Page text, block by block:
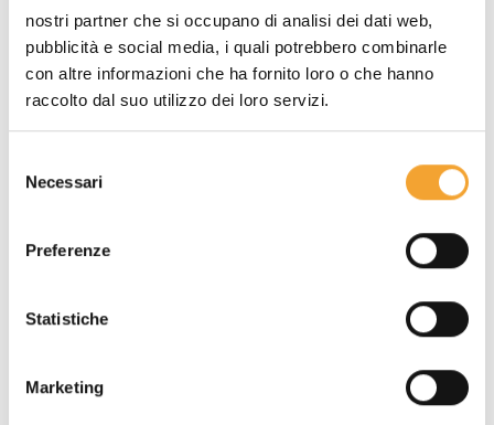
nostri partner che si occupano di analisi dei dati web,
pubblicità e social media, i quali potrebbero combinarle
con altre informazioni che ha fornito loro o che hanno
raccolto dal suo utilizzo dei loro servizi.
delNecessari
Preferenze
Statistiche
Marketing
da fare da lunedì a sabato.
carta